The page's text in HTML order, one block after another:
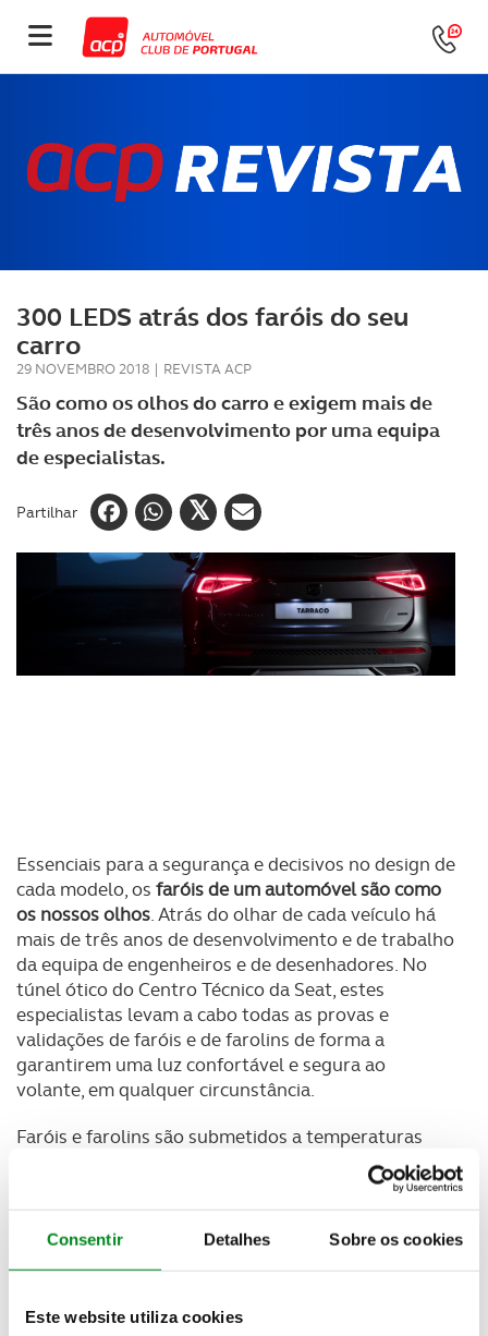
Consentir Detalhes Sobre os cookies
Este website utiliza cookies
300 LEDS atrás dos faróis do seu
carro
29 NOVEMBRO 2018 | REVISTA ACP
São como os olhos do carro e exigem mais de
três anos de desenvolvimento por uma equipa
de especialistas.
Partilhar
Essenciais para a segurança e decisivos no design de
cada modelo, os faróis de um automóvel são como
os nossos olhos. Atrás do olhar de cada veículo há
mais de três anos de desenvolvimento e de trabalho
da equipa de engenheiros e de desenhadores. No
túnel ótico do Centro Técnico da Seat, estes
especialistas levam a cabo todas as provas e
validações de faróis e de farolins de forma a
garantirem uma luz confortável e segura ao
volante, em qualquer circunstância.
Faróis e farolins são submetidos a temperaturas
numa câmara
climática que coloca à prova a sua resistência. E
para saber se o ângulo de luz varia com o
automóvel carregado, são realizados diversos
veículo, com o objetivo de garantir que o ângulo de